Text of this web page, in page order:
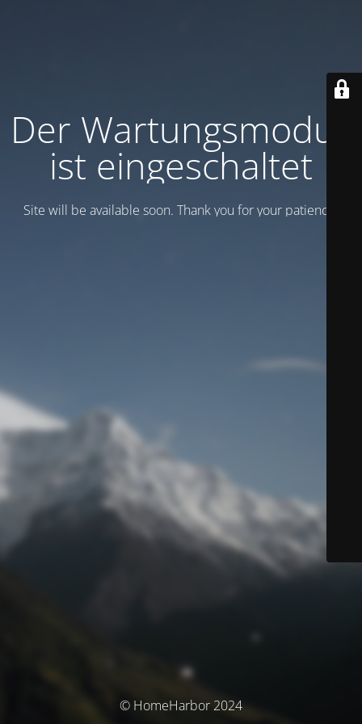
Der Wartungsmodus
ist eingeschaltet
Site will be available soon. Thank you for your patience!
© HomeHarbor 2024